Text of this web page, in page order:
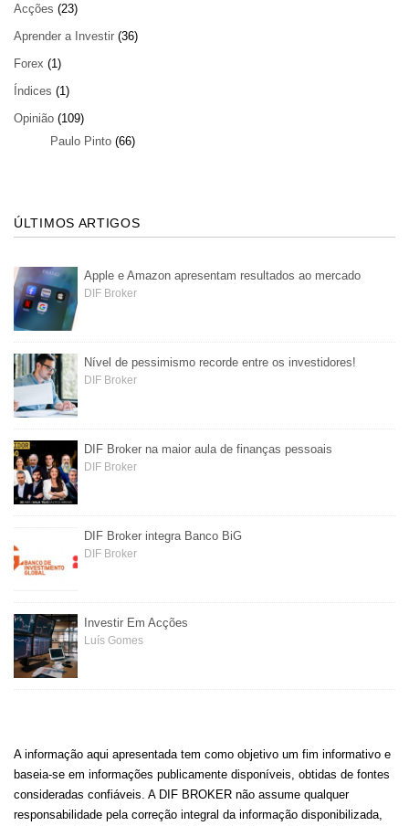
Acções (23)
Aprender a Investir (36)
Forex (1)
Índices (1)
Opinião (109)
Paulo Pinto (66)
ÚLTIMOS ARTIGOS
Apple e Amazon apresentam resultados ao mercado
DIF Broker
Nível de pessimismo recorde entre os investidores!
DIF Broker
DIF Broker na maior aula de finanças pessoais
DIF Broker
DIF Broker integra Banco BiG
DIF Broker
Investir Em Acções
Luís Gomes
A informação aqui apresentada tem como objetivo um fim informativo e
baseia-se em informações publicamente disponíveis, obtidas de fontes
consideradas confiáveis. A DIF BROKER não assume qualquer
responsabilidade pela correção integral da informação disponibilizada,